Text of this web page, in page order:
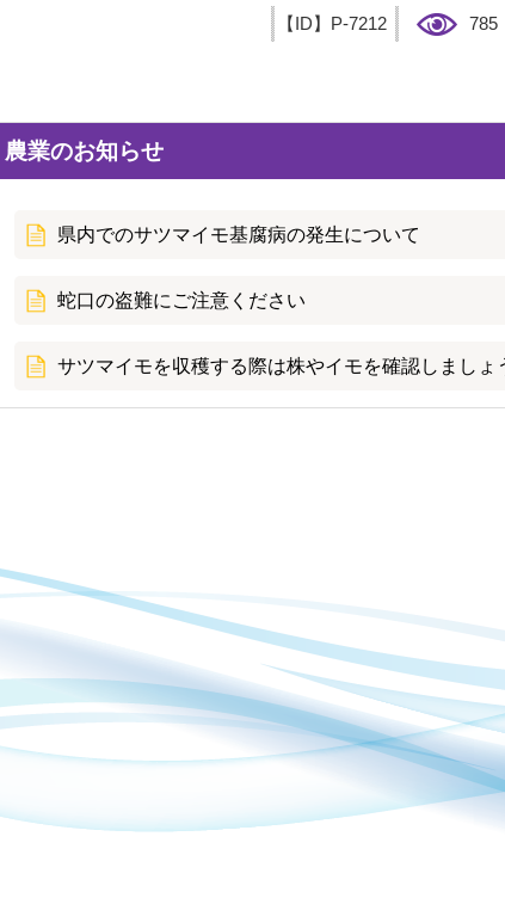
【ID】 P-7212 785
農業のお知らせ
県内でのサツマイモ基腐病の発生について
蛇口の盗難にご注意ください
サツマイモを収穫する際は株やイモを確認しましょ